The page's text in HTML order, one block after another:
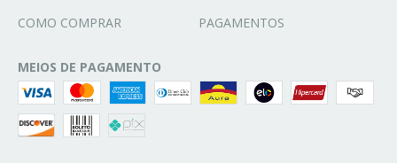
COMO COMPRAR PAGAMENTOS
MEIOS DE PAGAMENTO